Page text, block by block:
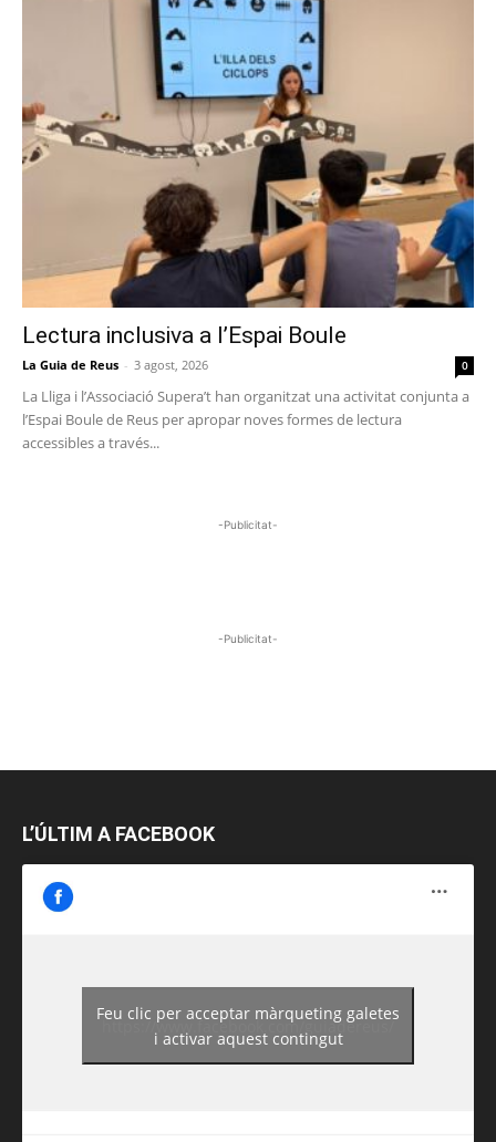
Lectura inclusiva a l’Espai Boule
La Guia de Reus - 3 agost, 2026 0
La Lliga i l’Associació Supera’t han organitzat una activitat conjunta a
l’Espai Boule de Reus per apropar noves formes de lectura
accessibles a través...
-Publicitat-
-Publicitat-
L’ÚLTIM A FACEBOOK
https://www.facebook.com/guiadereus/
Feu clic per acceptar màrqueting galetes
i activar aquest contingut